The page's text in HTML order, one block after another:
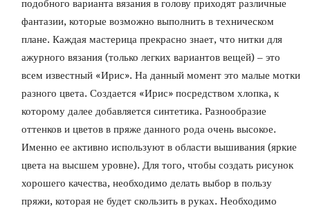
подобного варианта вязания в голову приходят различные
фантазии, которые возможно выполнить в техническом
плане. Каждая мастерица прекрасно знает, что нитки для
ажурного вязания (только легких вариантов вещей) – это
всем известный «Ирис». На данный момент это малые мотки
разного цвета. Создается «Ирис» посредством хлопка, к
которому далее добавляется синтетика. Разнообразие
оттенков и цветов в пряже данного рода очень высокое.
Именно ее активно используют в области вышивания (яркие
цвета на высшем уровне). Для того, чтобы создать рисунок
хорошего качества, необходимо делать выбор в пользу
пряжи, которая не будет скользить в руках. Необходимо